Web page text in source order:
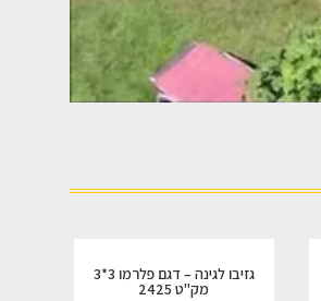
גזיבו לגינה – דגם פלרמו 3*3
מק"ט 2425